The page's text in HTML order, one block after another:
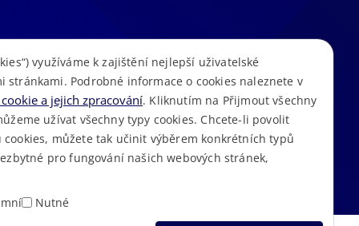
•Mapa stránek•Cookies •Prohlášení o přístupnosti•GDPR
využíváme k zajištění nejlepší uživatelské
stránkami. Podrobné informace o cookies naleznete v
a jejich zpracování. Kliknutím na Přijmout všechny
užívat všechny typy cookies. Chcete-li povolit
můžete tak učinit výběrem konkrétních typů
pro fungování našich webových stránek,
Nutné
ODMÍTNOUT